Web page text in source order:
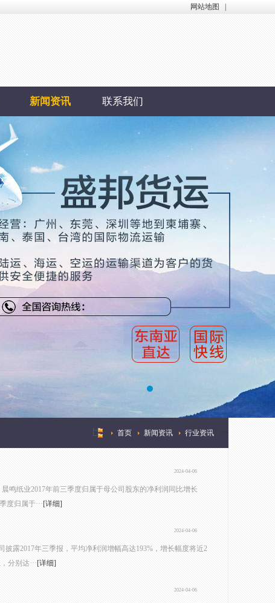
网站地图
新闻资讯 联系我们
首页 新闻资讯 行业资讯
2024-04-06
鸣纸业2017年前三季度归属于母公司股东的净利润同比增长
度归属于···[详细]
2024-04-06
露2017年三季报，平均净利润增幅高达193%，增长幅度将近2
分别达···[详细]
2024-04-06